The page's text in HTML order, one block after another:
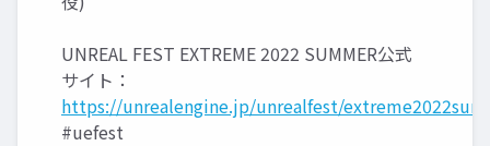
UNREAL FEST EXTREME 2022 SUMMER公式
サイト：
https://unrealengine.jp/unrealfest/
#uefest